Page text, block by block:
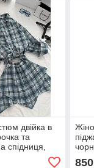
двійка в
та
спідниця,
850